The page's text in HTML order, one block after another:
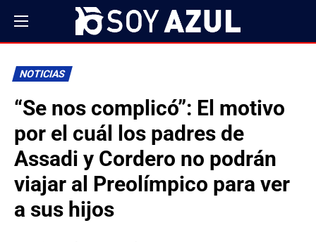
NOTICIAS
“Se nos complicó”: El motivo
por el cuál los padres de
Assadi y Cordero no podrán
viajar al Preolímpico para ver
a sus hijos